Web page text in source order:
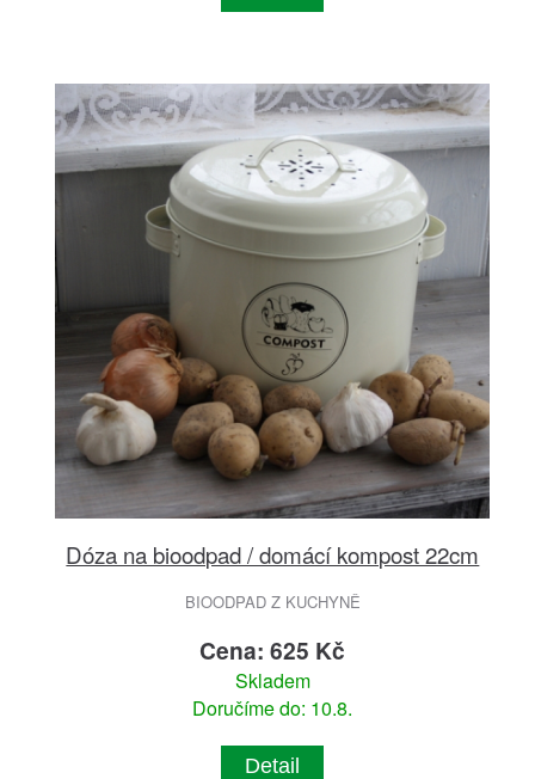
Dóza na bioodpad / domácí kompost 22cm
BIOODPAD Z KUCHYNĚ
Cena: 625 Kč
Skladem
Doručíme do: 10.8.
Detail